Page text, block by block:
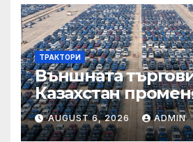
ТРАКТОРИ
Външната
Казахстан
структурата си –
тенденции
AUGUST 6, 2026 ADMIN